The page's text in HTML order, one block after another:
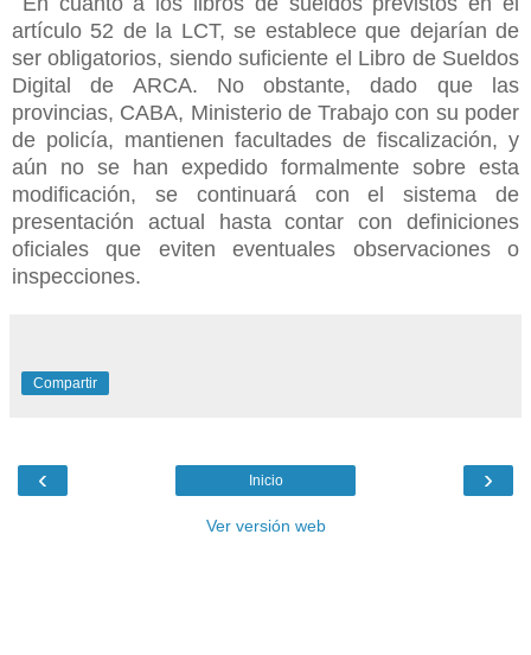
artículo 52 de la LCT, se establece que dejarían de
ser obligatorios, siendo suficiente el Libro de Sueldos
Digital de ARCA. No obstante, dado que las
provincias, CABA, Ministerio de Trabajo con su poder
de policía, mantienen facultades de fiscalización, y
aún no se han expedido formalmente sobre esta
modificación, se continuará con el sistema de
presentación actual hasta contar con definiciones
oficiales que eviten eventuales observaciones o
inspecciones.
Compartir
‹ ›
Inicio
Ver versión web